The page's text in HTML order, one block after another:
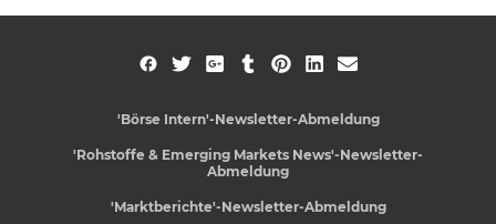
'Börse Intern'-Newsletter-Abmeldung
'Rohstoffe & Emerging Markets News'-Newsletter-
Abmeldung
'Marktberichte'-Newsletter-Abmeldung